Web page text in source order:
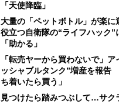
「天使降臨」
大量の「ペットボトル」が楽
役立つ自衛隊の“ライフハック”
「助かる」
「転売ヤーから買わないで」
ッシャブルタンク”増産を報告
ち着いたら買う」
見つけたら踏みつぶして…サク